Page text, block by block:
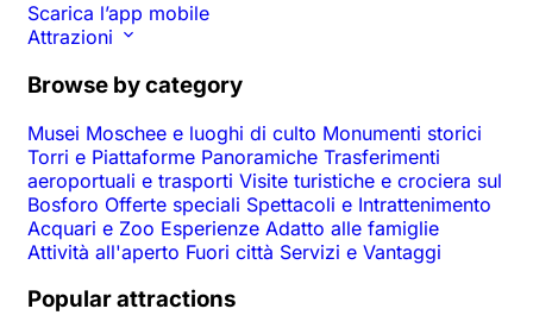
Scarica l’app mobile
Attrazioni
Browse by category
Musei Moschee e luoghi di culto Monumenti storici
Torri e Piattaforme Panoramiche Trasferimenti
aeroportuali e trasporti Visite turistiche e crociera sul
Bosforo Offerte speciali Spettacoli e Intrattenimento
Acquari e Zoo Esperienze Adatto alle famiglie
Attività all'aperto Fuori città Servizi e Vantaggi
Popular attractions